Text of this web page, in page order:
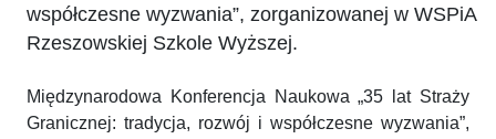
współczesne wyzwania”, zorganizowanej w WSPiA
Rzeszowskiej Szkole Wyższej.
Międzynarodowa Konferencja Naukowa „35 lat Straży
Granicznej: tradycja, rozwój i współczesne wyzwania”,